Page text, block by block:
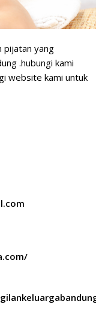
pijatan yang
.hubungi kami
website kami untuk